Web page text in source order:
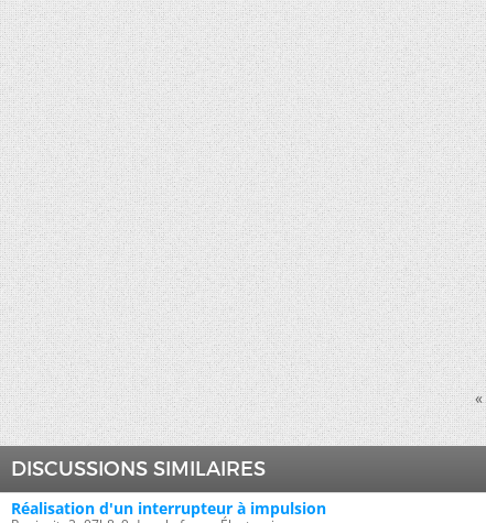
«
DISCUSSIONS SIMILAIRES
Réalisation d'un interrupteur à impulsion